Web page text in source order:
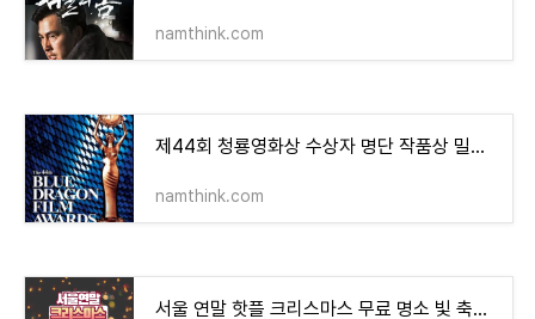
namthink.com
제44회 청룡영화상 수상자 명단 작품상 밀수 청룡영화제 김혜수
namthink.com
서울 연말 핫플 크리스마스 무료 명소 빛 축제 총정리 가볼 만한 곳